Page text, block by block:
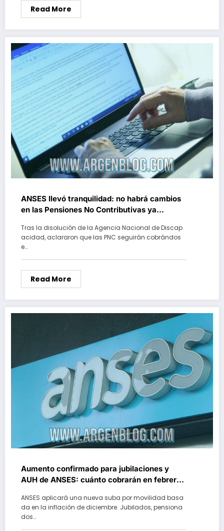
Read More
ANSES llevó tranquilidad: no habrá cambios
en las Pensiones No Contributivas ya
Tras la disolución de la Agencia Nacional de Discap
acidad, aclararon que las PNC seguirán cobrándos
e…
Read More
Aumento confirmado para jubilaciones y
AUH de ANSES: cuánto cobrarán en febrero
ANSES aplicará una nueva suba por movilidad basa
da en la inflación de diciembre. Jubilados, pensiona
dos…